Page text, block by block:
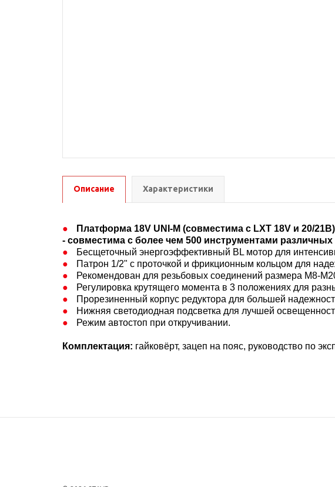
Описание Характеристики
Платформа 18V UNI-M (совместима с LXT 18V и 20/21В)​
- совместима с более чем 500 инструментами
Бесщеточный энергоэффективный BL мотор для
Патрон 1/2" с проточкой и фрикционным кольцом для
Рекомендован для резьбовых соединений размера М8-
Регулировка крутящего момента в 3 положениях для
Прорезиненный корпус редуктора для большей
Нижняя светодиодная подсветка для лучшей
Режим автостоп при откручивании.
Комплектация: гайковёрт, зацеп на пояс, руководство по